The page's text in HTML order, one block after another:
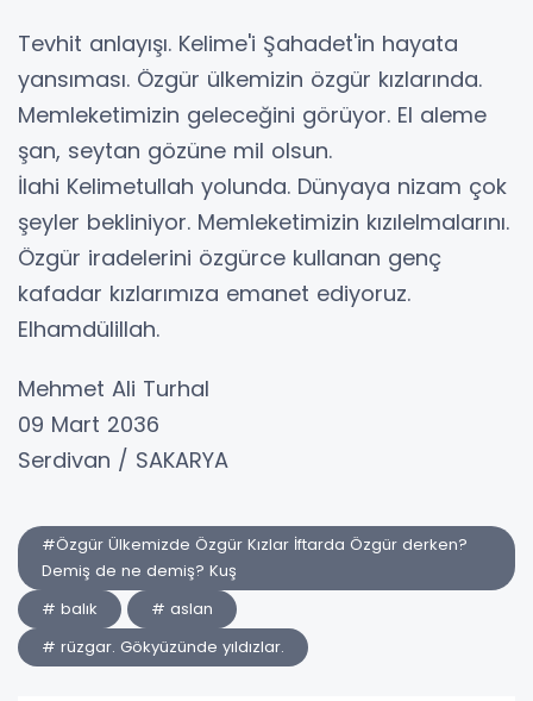
Tevhit anlayışı. Kelime'i Şahadet'in hayata
yansıması. Özgür ülkemizin özgür kızlarında.
Memleketimizin geleceğini görüyor. El aleme
şan, seytan gözüne mil olsun.
İlahi Kelimetullah yolunda. Dünyaya nizam çok
şeyler bekliniyor. Memleketimizin kızılelmalarını.
Özgür iradelerini özgürce kullanan genç
kafadar kızlarımıza emanet ediyoruz.
Elhamdülillah.
Mehmet Ali Turhal
09 Mart 2036
Serdivan / SAKARYA
#Özgür Ülkemizde Özgür Kızlar İftarda Özgür derken?
Demiş de ne demiş? Kuş
# balık
# aslan
# rüzgar. Gökyüzünde yıldızlar.